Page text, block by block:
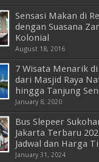
Sensasi Makan di
dengan Suasana
Kolonial
August 18, 2016
7 Wisata Menarik
dari Masjid Raya
hingga Tanjung
January 8, 2020
Bus Slepeer
Jakarta Terbaru
Jadwal dan Harga
January 31, 2024